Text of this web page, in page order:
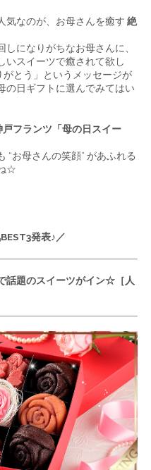
気なのが、お母さんを癒す 絶
になりがちなお母さんに、
いスイーツで癒されて欲し
とう」というメッセージが
の日ギフトに選んでみてはい
フランツ「母の日スイー
“お母さんの笑顔” があふれる
☆
発表♪／
話題のスイーツがイン☆［人